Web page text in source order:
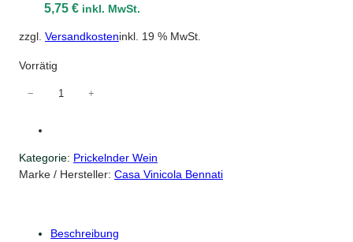
5,75 € inkl. MwSt.
zzgl. Versandkosteninkl. 19 % MwSt.
Vorrätig
a
F
− +
Kategorie: Prickelnder Wein
Marke / Hersteller: Casa Vinicola Bennati
Beschreibung